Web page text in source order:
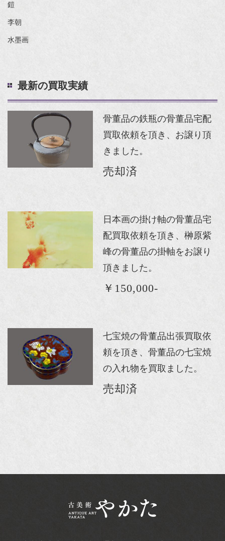
鎧
李朝
水墨画
最新の買取実績
骨董品の鉄瓶の骨董品宅配
買取依頼を頂き、お譲り頂
きました。
売却済
日本画の掛け軸の骨董品宅
配買取依頼を頂き、榊原紫
峰の骨董品の掛軸をお譲り
頂きました。
￥150,000-
七宝焼の骨董品出張買取依
頼を頂き、骨董品の七宝焼
の入れ物を買取ました。
売却済